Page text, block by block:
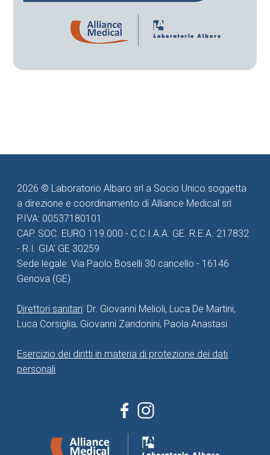
2026 © Laboratorio Albaro srl a Socio Unico soggetta
a direzione e coordinamento di Alliance Medical srl
P.IVA: 00537180101
CAP. SOC. EURO 119.000 - C.C.I.A.A. GE. R.E.A. 217832
- R.I. GIA' GE 30259
Sede legale: Via Paolo Boselli 30 cancello - 16146
Genova (GE)
Direttori sanitari: Dr. Giovanni Melioli, Luca De Martini,
Luca Corsiglia, Giovanni Zandonini, Paola Anastasi
Esercizio dei diritti in materia di protezione dei dati
personali